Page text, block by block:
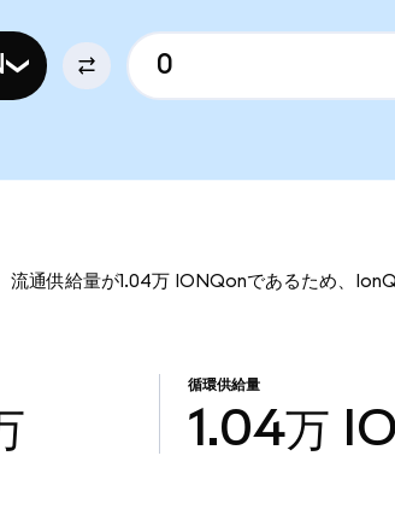
通供給量が1.04万 IONQonであるため、
循環供給量
1.04万